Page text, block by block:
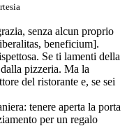
senza alcun proprio
beneficium].
Se ti lamenti della
pizzeria. Ma la
del ristorante e, se sei
tenere aperta la porta
per un regalo